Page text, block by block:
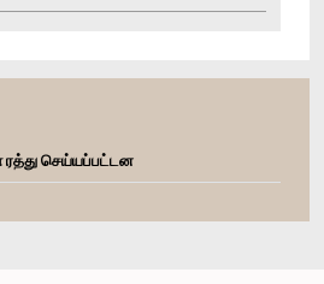
ரத்து செய்யப்பட்டன